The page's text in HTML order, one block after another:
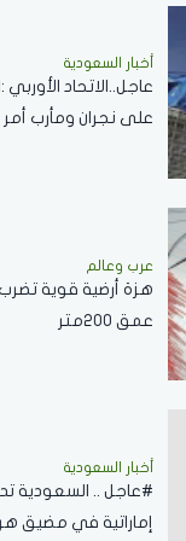
أخبار السعودية
عاجل..الاتحاد
على نجران ومأرب
عرب وعالم
هزة أرضية قوية
عمق 200متر
أخبار السعودية
#عاجل .. السعودية
إماراتية في مضيق